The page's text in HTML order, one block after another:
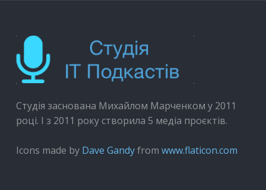
Студія заснована Михайлом Марченком у 2011
році. І з 2011 року створила 5 медіа проєктів.
Icons made by Dave Gandyfrom www.flaticon.com